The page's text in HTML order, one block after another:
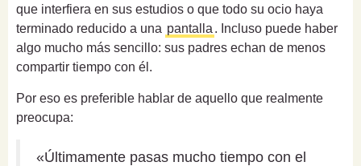
que interfiera en sus estudios o que todo su ocio haya
terminado reducido a una pantalla . Incluso puede haber
algo mucho más sencillo: sus padres echan de menos
compartir tiempo con él.
Por eso es preferible hablar de aquello que realmente
preocupa:
«Últimamente pasas mucho tiempo con el